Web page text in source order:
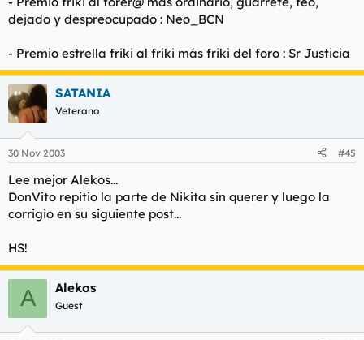
dejado y despreocupado : Neo_BCN
- Premio estrella friki al friki más friki del foro : Sr Justicia
SATANIA
Veterano
30 Nov 2003 #45
Lee mejor Alekos...
DonVito repitio la parte de Nikita sin querer y luego la
corrigio en su siguiente post...
HS!
A Alekos
Guest